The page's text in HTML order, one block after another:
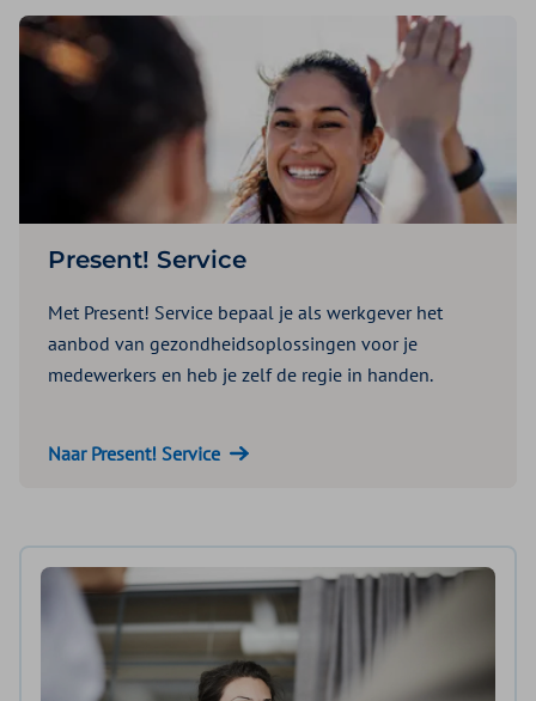
Present! Service
Met Present! Service bepaal je als werkgever het
aanbod van gezondheidsoplossingen voor je
medewerkers en heb je zelf de regie in handen.
Naar Present! Service